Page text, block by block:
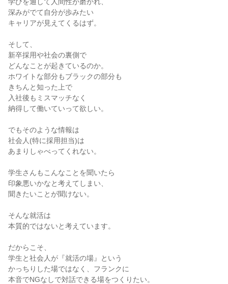
深みがでて自分が歩みたい
キャリアが見えてくるはず。
そして、
新卒採用や社会の裏側で
どんなことが起きているのか。
ホワイトな部分もブラックの部分も
きちんと知った上で
入社後もミスマッチなく
納得して働いていって欲しい。
でもそのような情報は
社会人(特に採用担当)は
あまりしゃべってくれない。
学生さんもこんなことを聞いたら
印象悪いかなと考えてしまい、
聞きたいことが聞けない。
そんな就活は
本質的ではないと考えています。
だからこそ、
学生と社会人が『就活の場』という
かっちりした場ではなく、フランクに
本音でNGなしで対話できる場をつくりたい。